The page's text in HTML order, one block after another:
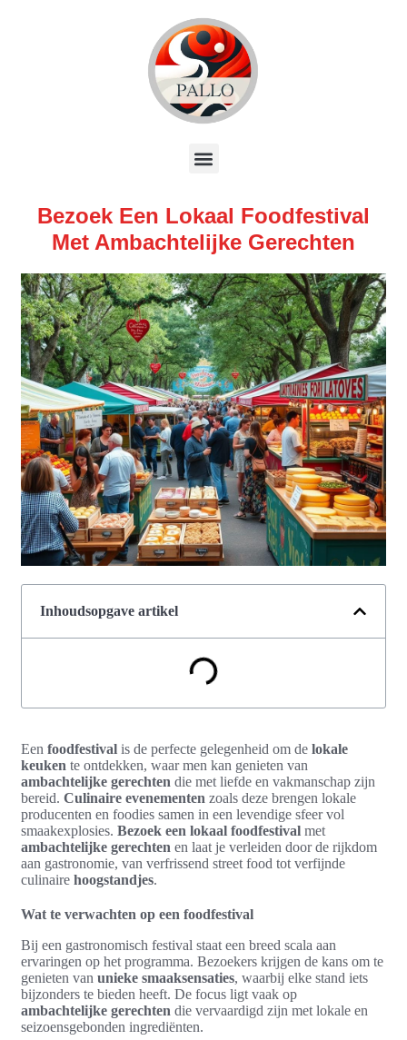
Bezoek Een Lokaal Foodfestival
Met Ambachtelijke Gerechten
Inhoudsopgave artikel
Een foodfestival is de perfecte gelegenheid om de lokale
keuken te ontdekken, waar men kan genieten van
ambachtelijke gerechten die met liefde en vakmanschap zijn
bereid. Culinaire evenementen zoals deze brengen lokale
producenten en foodies samen in een levendige sfeer vol
smaakexplosies. Bezoek een lokaal foodfestival met
ambachtelijke gerechten en laat je verleiden door de rijkdom
aan gastronomie, van verfrissend street food tot verfijnde
culinaire hoogstandjes.
Wat te verwachten op een foodfestival
Bij een gastronomisch festival staat een breed scala aan
ervaringen op het programma. Bezoekers krijgen de kans om te
genieten van unieke smaaksensaties, waarbij elke stand iets
bijzonders te bieden heeft. De focus ligt vaak op
ambachtelijke gerechten die vervaardigd zijn met lokale en
seizoensgebonden ingrediënten.